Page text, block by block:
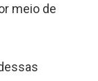
meio de